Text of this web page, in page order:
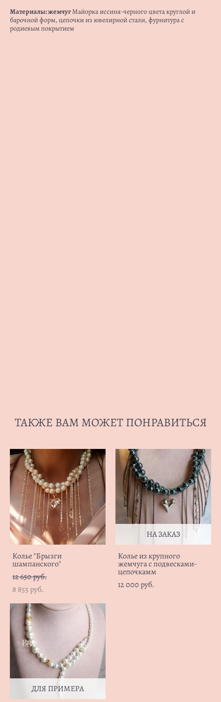
Материалы: жемчугМайорка иссиня-черного цвета круглой и
барочной форм, цепочки из ювелирной стали, фурнитура с
родиевым покрытием
ТАКЖЕ ВАМ МОЖЕТ ПОНРАВИТЬСЯ
Колье "Брызги
шампанского"
12 650 pуб.
8 855 pуб.
НА ЗАКАЗ
Колье из крупного
жемчуга с подвесками-
цепочкамм
12 000 pуб.
ДЛЯ ПРИМЕРА